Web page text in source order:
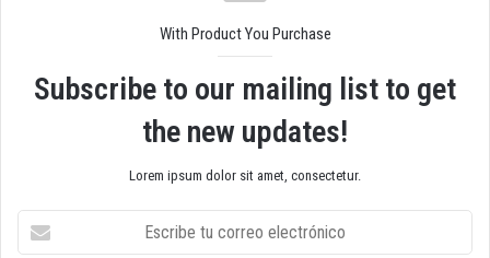
With Product You Purchase
Subscribe to our mailing list to get
the new updates!
Lorem ipsum dolor sit amet, consectetur.